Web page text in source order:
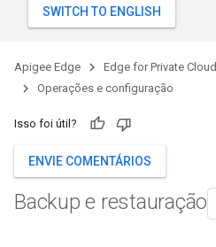
Apigee Edge Edge for Private Cloud
Operações e configuração
Isso foi útil?
ENVIE COMENTÁRIOS
Backup e restauração